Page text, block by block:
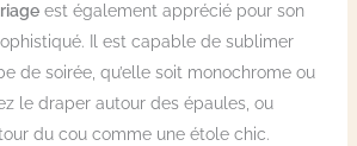
est également apprécié pour son
Il est capable de sublimer
de soirée, qu’elle soit monochrome ou
le draper autour des épaules, ou
du cou comme une étole chic.